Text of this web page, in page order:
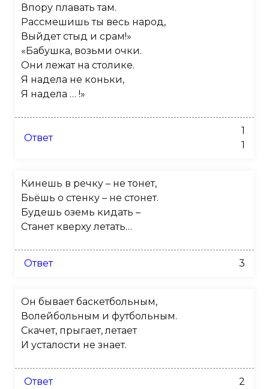
Впору плавать там.
Рассмешишь ты весь народ,
Выйдет стыд и срам!»
«Бабушка, возьми очки.
Они лежат на столике.
Я надела не коньки,
Я надела … !»
Ответ
1
1
Кинешь в речку – не тонет,
Бьёшь о стенку – не стонет.
Будешь оземь кидать –
Станет кверху летать…
Ответ 3
Он бывает баскетбольным,
Волейбольным и футбольным.
Скачет, прыгает, летает
И усталости не знает.
Ответ 2